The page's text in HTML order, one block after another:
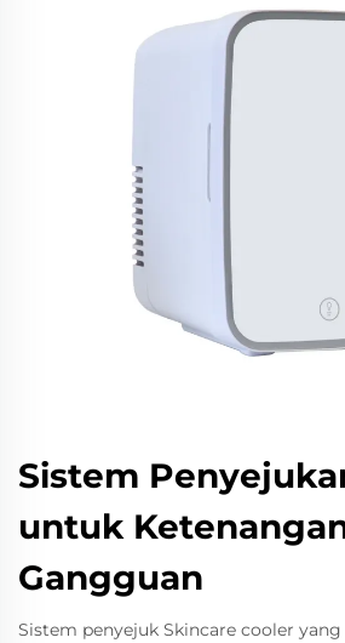
Sistem
untuk
Gangguan
Sistem penyejuk Skincare cooler yang